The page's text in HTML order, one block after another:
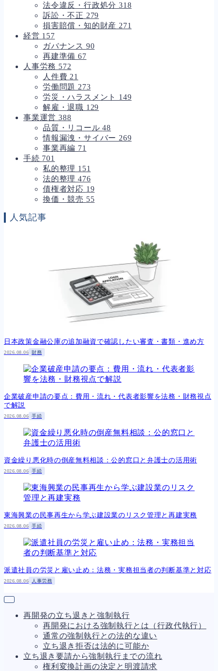
法令違反・行政処分318
訴訟・不正 279
損害賠償・知的財産 271
経営 157
ガバナンス 90
再建準備 67
人事労務 572
人件費 21
労働問題 273
労災・ハラスメント 149
解雇・退職 129
事業運営 388
品質・リコール48
情報漏洩・サイバー 269
事業再編 71
手続 701
私的整理 151
法的整理 476
債権者対応 19
換価・競売 55
人気記事
日本政策金融公庫の追加融資で確認したい審査・書類・進め方
2026.08.06 財務
企業破産申請の要点：費用・流れ・代表者影響を法務・財務視点
で解説
2026.08.06 手続
資金繰り悪化時の倒産無料相談：公的窓口と弁護士の活用術
2026.08.06 手続
東海興業の民事再生から学ぶ建設業のリスク管理と再建実務
2026.08.06 手続
派遣社員の労災と雇い止め：法務・実務担当者の判断基準と対応
2026.08.06 人事労務
再開発の立ち退きと強制執行
再開発における強制執行とは（行政代執行）
通常の強制執行との法的な違い
立ち退き拒否は法的に可能か
立ち退き要請から強制執行までの流れ
権利変換計画の決定と明渡請求